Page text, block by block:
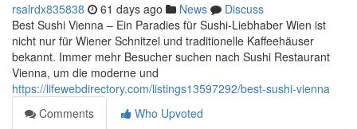
rsalrdx835838 61 days ago News
Discuss
Best Sushi Vienna – Ein Paradies für Sushi-Liebhaber Wien ist
nicht nur für Wiener Schnitzel und traditionelle Kaffeehäuser
bekannt. Immer mehr Besucher suchen nach Sushi Restaurant
Vienna, um die moderne und
https://lifewebdirectory.com/listings13597292/best-sushi-vienna
Comments
Who Upvoted